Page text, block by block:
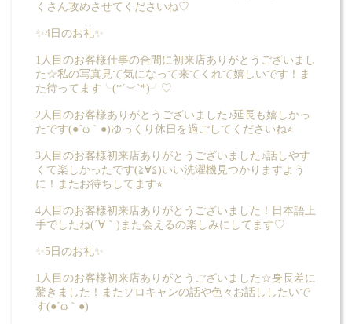
くさん攻めさせてくださいね♡
✨4日のお礼✨
1人目のお客様仕事の合間に初来店ありがとうございまし
た☆私の写真見て気になって来てくれて嬉しいです！ま
た待ってます╰(*´︶`*)╯♡
2人目のお客様ありがとうございました♪延長も嬉しかっ
たです(●´ω｀●)ゆっくり休日を過ごしてくださいね⭐︎
3人目のお客様初来店ありがとうございました♪話しやす
くて楽しかったです(≧∀≦)いい洗濯機見つかりますよう
に！またお待ちしてます⭐︎
4人目のお客様初来店ありがとうございました！日本語上
手でしたね(´∀｀)また会えるの楽しみにしてます♡
✨5日のお礼✨
1人目のお客様初来店ありがとうございました☆身長差に
驚きました！またソロキャンの話や色々お話ししたいで
す(●´ω｀●)